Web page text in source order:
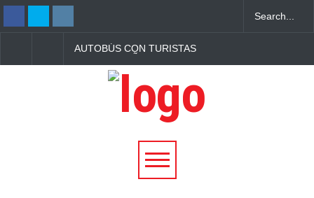
AUTOBÚS CON TURISTAS
REPORTA ATAQUE CON
PIEDRAS EN CARRETERA
DE HONDURAS
PRESUNTO TRÁFICO